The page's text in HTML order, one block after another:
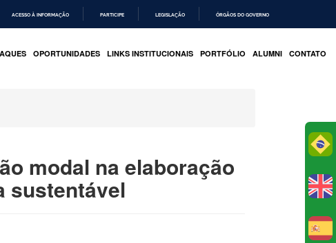
ACESSO À INFORMAÇÃO PARTICIPE LEGISLAÇÃO ÓRGÃOS DO GOVERNO
OPORTUNIDADES LINKS INSTITUCIONAIS PORTFÓLIO ALUMNI CONTATO
modal na elaboração
sustentável